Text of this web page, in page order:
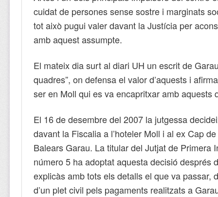
cuidat de persones sense sostre i marginats
tot això pugui valer davant la Justícia per
amb aquest assumpte.
El mateix dia surt al diari UH un escrit de
quadres”, on defensa el valor d’aquests i
ser en Moll qui es va encapritxar amb aquests
El 16 de desembre del 2007 la jutgessa
davant la Fiscalia a l’hoteler Moll i al ex Cap
Balears Garau. La titular del Jutjat de Primera
número 5 ha adoptat aquesta decisió després
explicàs amb tots els detalls el que va passar,
d’un plet civil pels pagaments realitzats a